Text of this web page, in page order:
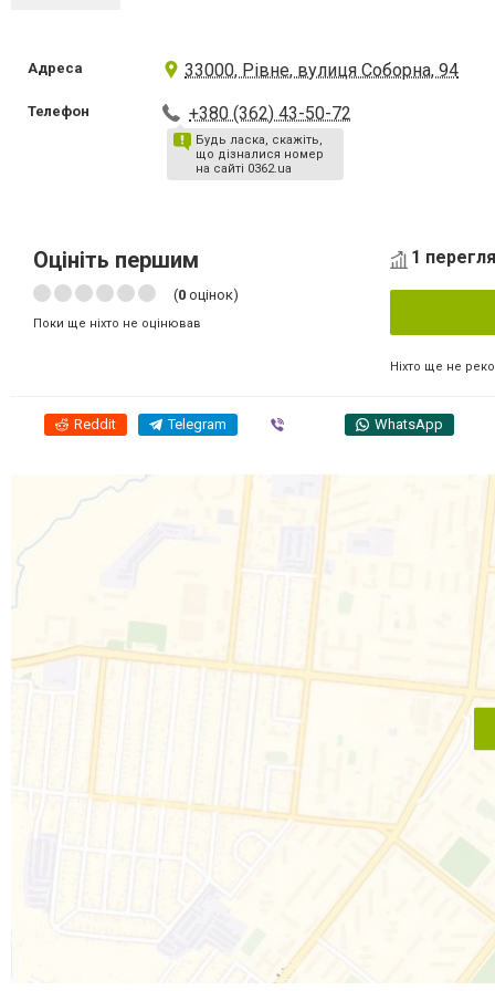
Адреса 33000, Рівне, вулиця Соборна, 94
Телефон +380 (362) 43-50-72
Будь ласка, скажіть,
що дізналися номер
на сайті 0362.ua
Оцініть першим
(0 оцінок)
Поки ще ніхто не оцінював
1
Ніхто ще не
Reddit Telegram WhatsApp